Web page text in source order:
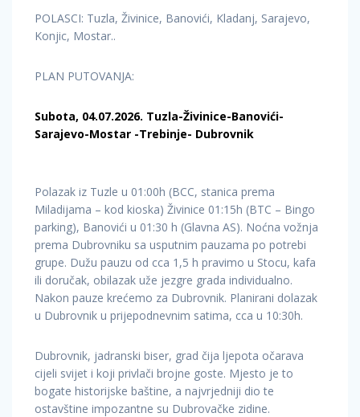
POLASCI: Tuzla, Živinice, Banovići, Kladanj, Sarajevo,
Konjic, Mostar..
PLAN PUTOVANJA:
Subota, 04.07.2026. Tuzla-Živinice-Banovići-
Sarajevo-Mostar -Trebinje- Dubrovnik
Polazak iz Tuzle u 01:00h (BCC, stanica prema
Miladijama – kod kioska) Živinice 01:15h (BTC – Bingo
parking), Banovići u 01:30 h (Glavna AS). Noćna vožnja
prema Dubrovniku sa usputnim pauzama po potrebi
grupe. Dužu pauzu od cca 1,5 h pravimo u Stocu, kafa
ili doručak, obilazak uže jezgre grada individualno.
Nakon pauze krećemo za Dubrovnik. Planirani dolazak
u Dubrovnik u prijepodnevnim satima, cca u 10:30h.
Dubrovnik, jadranski biser, grad čija ljepota očarava
cijeli svijet i koji privlači brojne goste. Mjesto je to
bogate historijske baštine, a najvrjedniji dio te
ostavštine impozantne su Dubrovačke zidine.